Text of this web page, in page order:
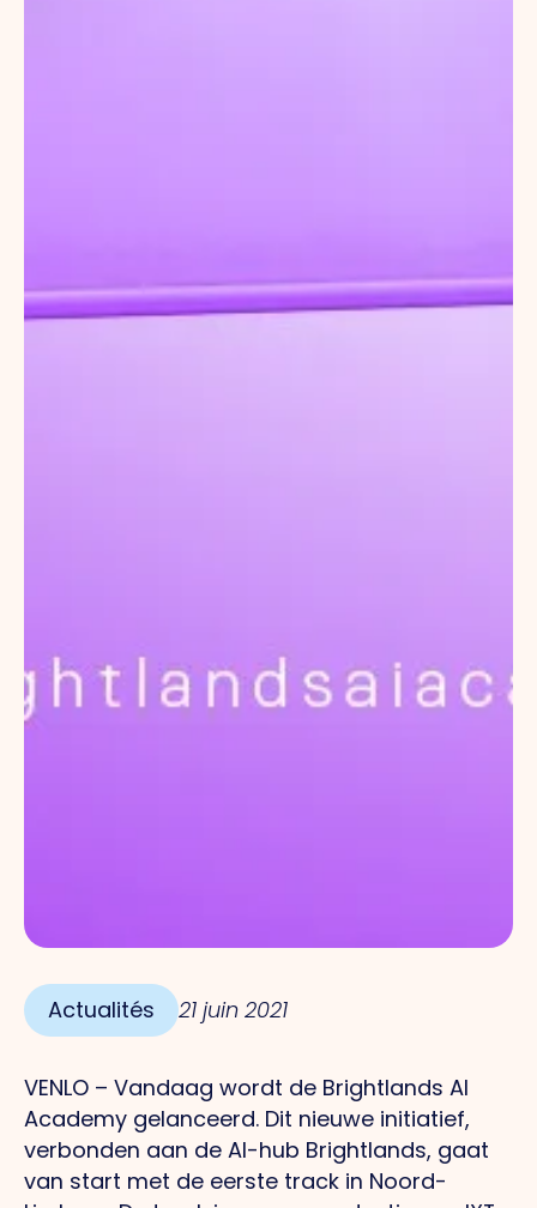
Actualités 21 juin 2021
VENLO – Vandaag wordt de Brightlands AI
Academy gelanceerd. Dit nieuwe initiatief,
verbonden aan de AI-hub Brightlands, gaat
van start met de eerste track in Noord-